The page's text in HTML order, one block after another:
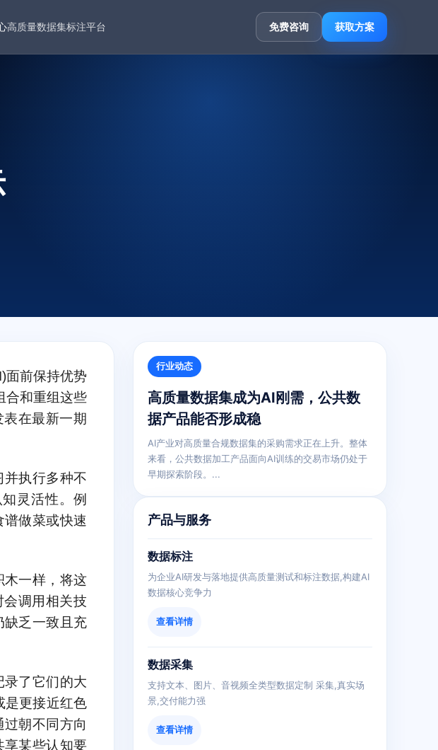
高质量数据集标注平台 免费咨询 获取方案
面前保持优势
合和重组这些
在最新一期
并执行多种不
灵活性。例
做菜或快速
木一样，将这
会调用相关技
缺乏一致且充
录了它们的大
是更接近红色
朝不同方向
享某些认知要
行业动态
高质量数据集成为AI刚需，公共数
据产品能否形成稳
AI产业对高质量合规数据集的采购需求正在上升。整体
来看，公共数据加工产品面向AI训练的交易市场仍处于
早期探索阶段。...
产品与服务
数据标注
为企业AI研发与落地提供高质量测试和标注数据,构建AI
数据核心竞争力
查看详情
数据采集
支持文本、图片、音视频全类型数据定制 采集,真实场
景,交付能力强
查看详情